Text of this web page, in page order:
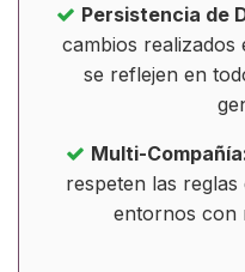
Persistencia de
cambios realizados
se reflejen en
Multi-
respeten las
entornos con